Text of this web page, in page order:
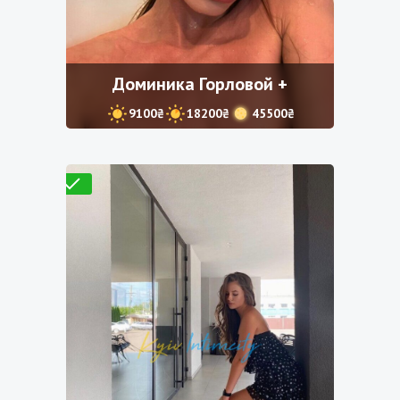
Доминика Горловой +
9100₴ 18200₴ 45500₴